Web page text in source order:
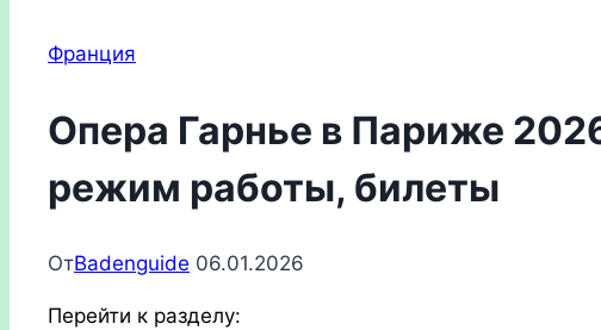
Франция
Опера Гарнье в Париже
режим работы, билеты
ОтBadenguide 06.01.2026
Перейти к разделу: